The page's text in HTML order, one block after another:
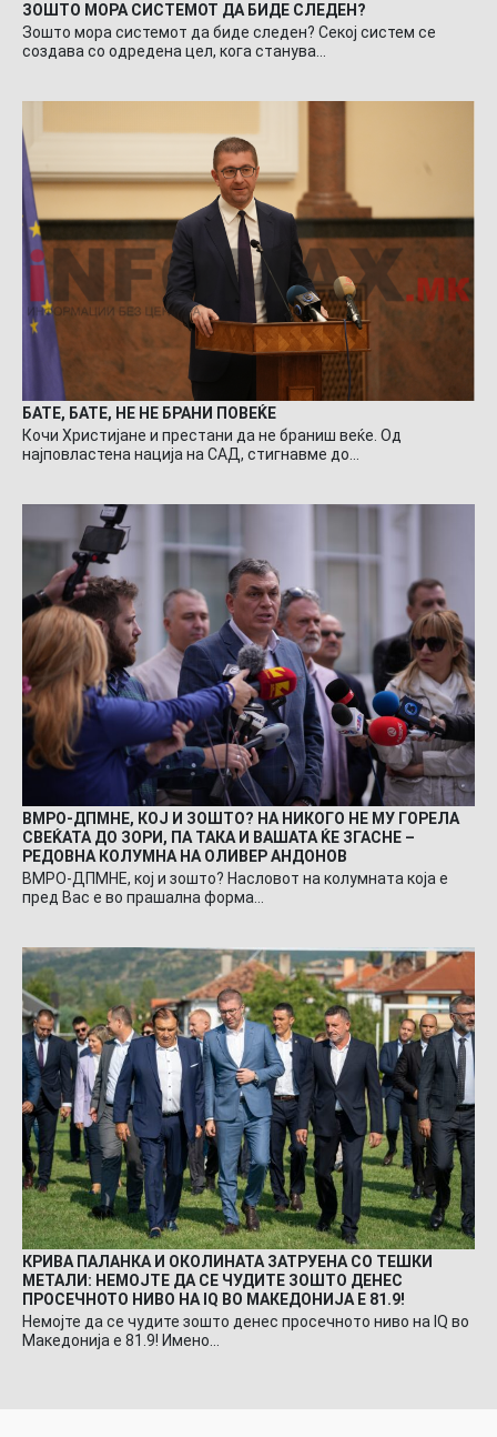
ЗОШТО МОРА СИСТЕМОТ ДА БИДЕ СЛЕДЕН?
Зошто мора системот да биде следен? Секој систем се
создава со одредена цел, кога станува…
БАТЕ, БАТЕ, НЕ НЕ БРАНИ ПОВЕЌЕ
Кочи Христијане и престани да не браниш веќе. Од
најповластена нација на САД, стигнавме до…
ВМРО-ДПМНЕ, КОЈ И ЗОШТО? НА НИКОГО НЕ МУ ГОРЕЛА
СВЕЌАТА ДО ЗОРИ, ПА ТАКА И ВАШАТА ЌЕ ЗГАСНЕ –
РЕДОВНА КОЛУМНА НА ОЛИВЕР АНДОНОВ
ВМРО-ДПМНЕ, кој и зошто? Насловот на колумната која е
пред Вас е во прашална форма…
КРИВА ПАЛАНКА И ОКОЛИНАТА ЗАТРУЕНА СО ТЕШКИ
МЕТАЛИ: НЕМОЈТЕ ДА СЕ ЧУДИТЕ ЗОШТО ДЕНЕС
ПРОСЕЧНОТО НИВО НА IQ ВО МАКЕДОНИЈА Е 81.9!
Немојте да се чудите зошто денес просечното ниво на IQ во
Македонија е 81.9! Имено…